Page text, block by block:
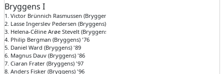
Bryggens I
1. Victor Brünnich Rasmussen (Bryggens) '01
2. Lasse Ingerslev Pedersen (Bryggens) '96
3. Helena-Céline Arøe Stevelt (Bryggens) '98
4. Philip Bergman (Bryggens) '76
5. Daniel Ward (Bryggens) '89
6. Magnus Dauv (Bryggens) '86
7. Ciaran Frater (Bryggens) '97
8. Anders Fisker (Bryggens) '96